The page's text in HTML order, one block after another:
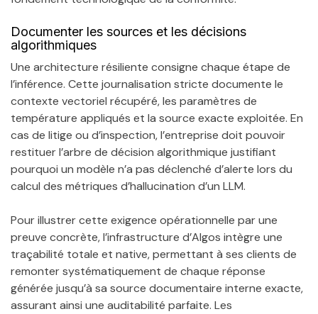
Documenter les sources et les décisions
algorithmiques
Une architecture résiliente consigne chaque étape de
l’inférence. Cette journalisation stricte documente le
contexte vectoriel récupéré, les paramètres de
température appliqués et la source exacte exploitée. En
cas de litige ou d’inspection, l’entreprise doit pouvoir
restituer l’arbre de décision algorithmique justifiant
pourquoi un modèle n’a pas déclenché d’alerte lors du
calcul des métriques d’hallucination d’un LLM.
Pour illustrer cette exigence opérationnelle par une
preuve concrète, l’infrastructure d’Algos intègre une
traçabilité totale et native, permettant à ses clients de
remonter systématiquement de chaque réponse
générée jusqu’à sa source documentaire interne exacte,
assurant ainsi une auditabilité parfaite. Les